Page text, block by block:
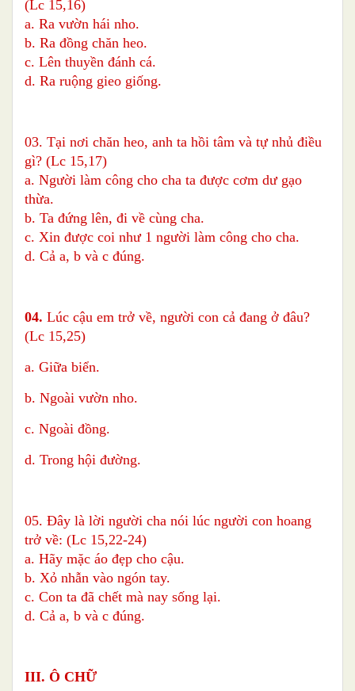
(Lc 15,16)
a. Ra vườn hái nho.
b. Ra đồng chăn heo.
c. Lên thuyền đánh cá.
d. Ra ruộng gieo giống.
03. Tại nơi chăn heo, anh ta hồi tâm và tự nhủ điều
gì? (Lc 15,17)
a. Người làm công cho cha ta được cơm dư gạo
thừa.
b. Ta đứng lên, đi về cùng cha.
c. Xin được coi như 1 người làm công cho cha.
d. Cả a, b và c đúng.
04. Lúc cậu em trở về, người con cả đang ở đâu?
(Lc 15,25)
a. Giữa biển.
b. Ngoài vườn nho.
c. Ngoài đồng.
d. Trong hội đường.
05. Đây là lời người cha nói lúc người con hoang
trở về: (Lc 15,22-24)
a. Hãy mặc áo đẹp cho cậu.
b. Xỏ nhẫn vào ngón tay.
c. Con ta đã chết mà nay sống lại.
d. Cả a, b và c đúng.
III. Ô CHỮ